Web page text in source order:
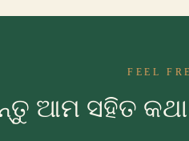
FEEL
ଆମ ସହିତ କଥା